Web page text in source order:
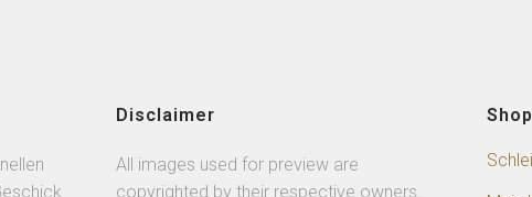
Disclaimer
All images used for preview are
copyrighted by their respective owners.